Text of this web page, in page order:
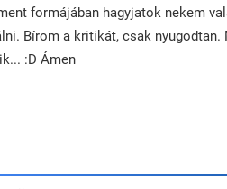
formájában hagyjatok nekem
Bírom a kritikát, csak
:D Ámen